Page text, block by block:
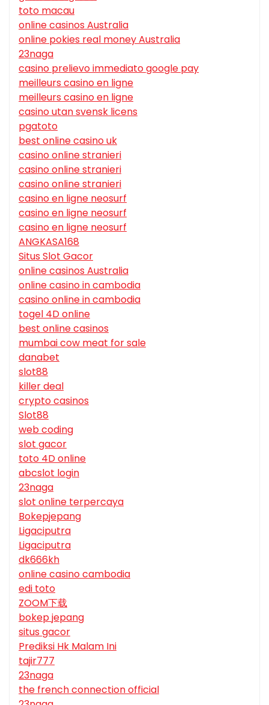
toto macau
online casinos Australia
online pokies real money Australia
23naga
casino prelievo immediato google pay
meilleurs casino en ligne
meilleurs casino en ligne
casino utan svensk licens
pgatoto
best online casino uk
casino online stranieri
casino online stranieri
casino online stranieri
casino en ligne neosurf
casino en ligne neosurf
casino en ligne neosurf
ANGKASA168
Situs Slot Gacor
online casinos Australia
online casino in cambodia
casino online in cambodia
togel 4D online
best online casinos
mumbai cow meat for sale
danabet
slot88
killer deal
crypto casinos
Slot88
web coding
slot gacor
toto 4D online
abcslot login
23naga
slot online terpercaya
Bokepjepang
Ligaciputra
Ligaciputra
dk666kh
online casino cambodia
edi toto
ZOOM下载
bokep jepang
situs gacor
Prediksi Hk Malam Ini
tajir777
23naga
the french connection official